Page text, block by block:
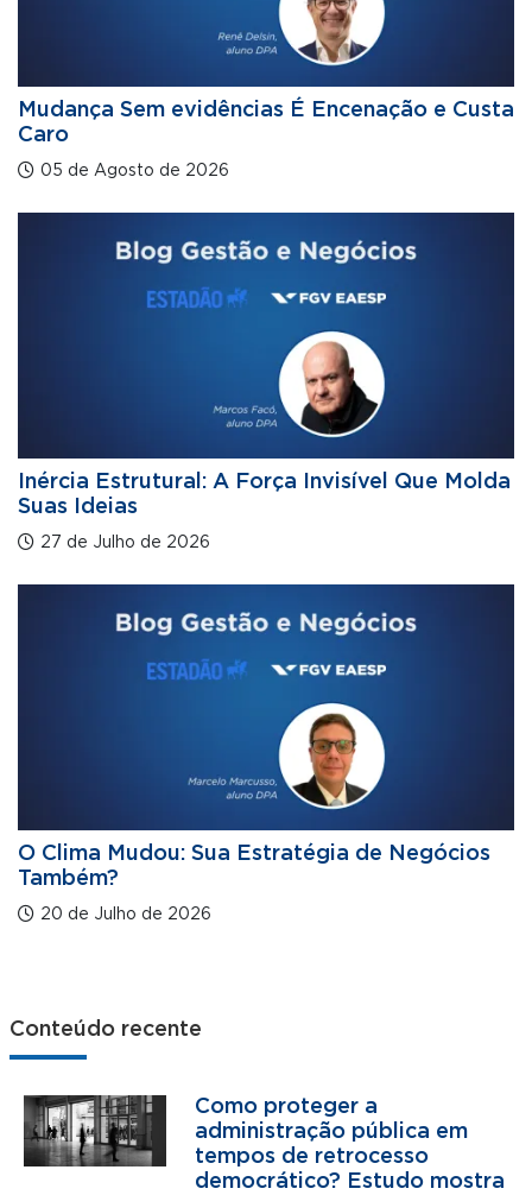
Mudança Sem evidências É Encenação e Custa
Caro
05 de Agosto de 2026
Inércia Estrutural: A Força Invisível Que Molda
Suas Ideias
27 de Julho de 2026
O Clima Mudou: Sua Estratégia de Negócios
Também?
20 de Julho de 2026
Conteúdo recente
Como proteger a
administração pública em
tempos de retrocesso
democrático? Estudo mostra